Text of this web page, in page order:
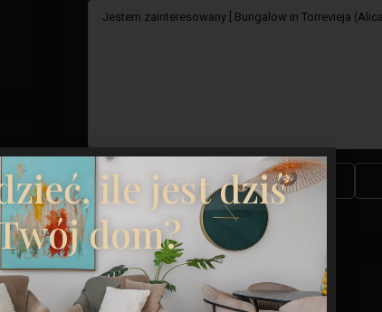
Wyrażam zgodę naWarunki RODO
Dzwonić
Plany pięter
ile jest dziś
dom?